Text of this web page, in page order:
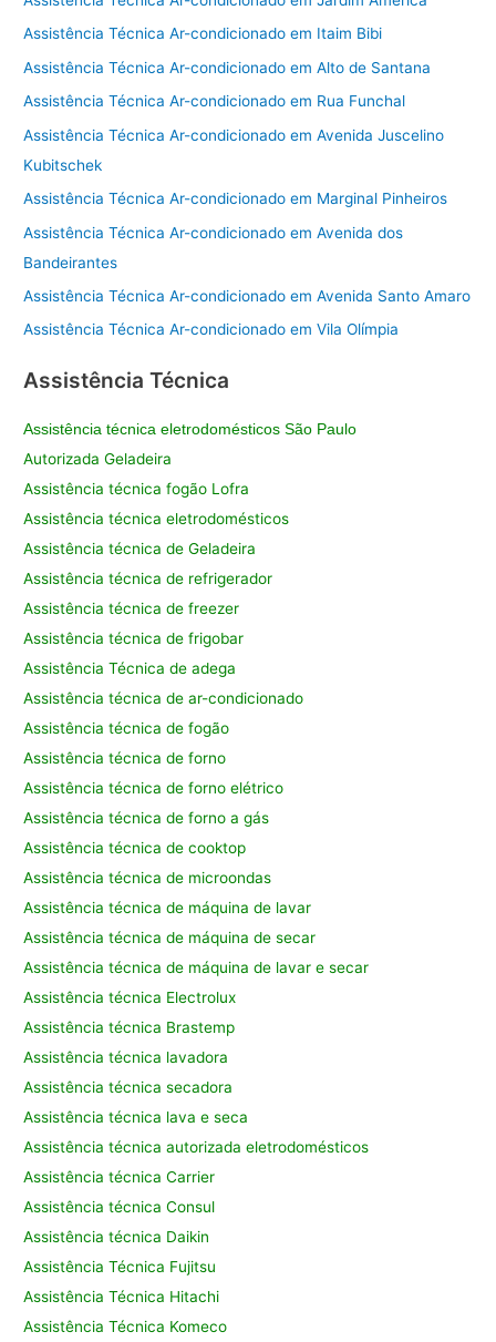
Assistência Técnica Ar-condicionado em Itaim Bibi
Assistência Técnica Ar-condicionado em Alto de Santana
Assistência Técnica Ar-condicionado em Rua Funchal
Assistência Técnica Ar-condicionado em Avenida Juscelino
Kubitschek
Assistência Técnica Ar-condicionado em Marginal Pinheiros
Assistência Técnica Ar-condicionado em Avenida dos
Bandeirantes
Assistência Técnica Ar-condicionado em Avenida Santo Amaro
Assistência Técnica Ar-condicionado em Vila Olímpia
Assistência Técnica
Assistência técnica eletrodomésticos São Paulo
Autorizada Geladeira
Assistência técnica fogão Lofra
Assistência técnica eletrodomésticos
Assistência técnica de Geladeira
Assistência técnica de refrigerador
Assistência técnica de freezer
Assistência técnica de frigobar
Assistência Técnica de adega
Assistência técnica de ar-condicionado
Assistência técnica de fogão
Assistência técnica de forno
Assistência técnica de forno elétrico
Assistência técnica de forno a gás
Assistência técnica de cooktop
Assistência técnica de microondas
Assistência técnica de máquina de lavar
Assistência técnica de máquina de secar
Assistência técnica de máquina de lavar e secar
Assistência técnica Electrolux
Assistência técnica Brastemp
Assistência técnica lavadora
Assistência técnica secadora
Assistência técnica lava e seca
Assistência técnica autorizada eletrodomésticos
Assistência técnica Carrier
Assistência técnica Consul
Assistência técnica Daikin
Assistência Técnica Fujitsu
Assistência Técnica Hitachi
Assistência Técnica Komeco